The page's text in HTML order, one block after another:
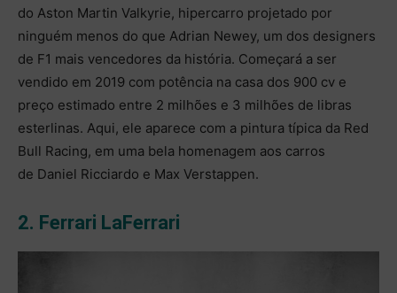
do Aston Martin Valkyrie, hipercarro projetado por
ninguém menos do que Adrian Newey, um dos designers
de F1 mais vencedores da história. Começará a ser
vendido em 2019 com potência na casa dos 900 cv e
preço estimado entre 2 milhões e 3 milhões de libras
esterlinas. Aqui, ele aparece com a pintura típica da Red
Bull Racing, em uma bela homenagem aos carros
de Daniel Ricciardo e Max Verstappen.
2. Ferrari LaFerrari